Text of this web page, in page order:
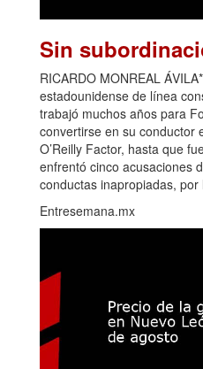
Sin
RICARDO MONREAL
estadounidense de línea
trabajó muchos años para
convertirse en su conductor
O’Reilly Factor, hasta que
enfrentó cinco acusaciones
conductas inapropiadas,
Entresemana.mx